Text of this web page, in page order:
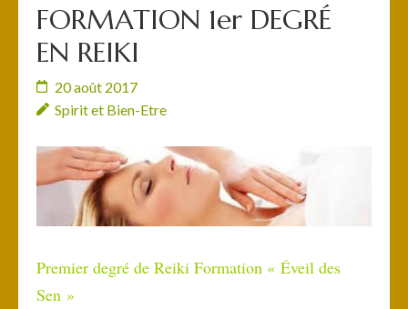
FORMATION 1er DEGRÉ
EN REIKI
20 août 2017
Spirit et Bien-Etre
Premier degré de Reiki Formation « Éveil des
Sen »